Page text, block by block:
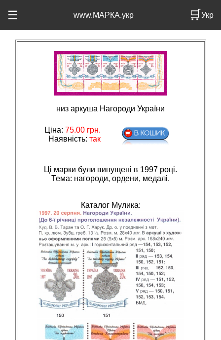
☰ www.МАРКА.укр 🛒Укр
низ аркуша Нагороди України
Ціна: 75.00грн.
Наявність: так
Ці марки були випущені в 1997 році.
Тема: нагороди, ордени, медалi.
Каталог Мулика: